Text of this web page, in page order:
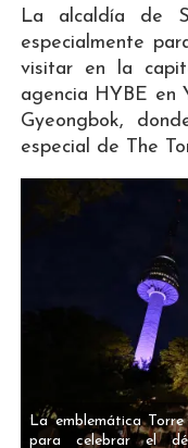
La alcaldía de
especialmente
visitar en la
agencia HYBE en
Gyeongbok,
especial de The
La emblemática
para celebrar el